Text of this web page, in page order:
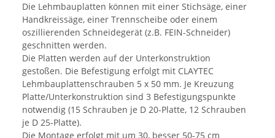
Die Lehmbauplatten können mit einer Stichsäge, einer
Handkreissäge, einer Trennscheibe oder einem
oszillierenden Schneidegerät (z.B. FEIN-Schneider)
geschnitten werden.
Die Platten werden auf der Unterkonstruktion
gestoßen. Die Befestigung erfolgt mit CLAYTEC
Lehmbauplattenschrauben 5 x 50 mm. Je Kreuzung
Platte/Unterkonstruktion sind 3 Befestigungspunkte
notwendig (15 Schrauben je D 20-Platte, 12 Schrauben
je D 25-Platte).
Die Montage erfolgt mit um 30, besser 50-75 cm